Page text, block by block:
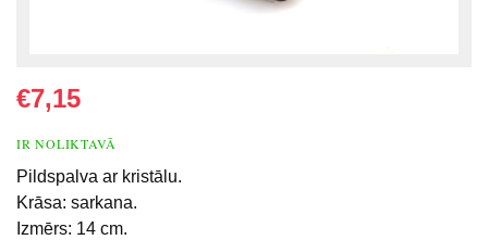
€7,15
IR NOLIKTAVĀ
Pildspalva ar kristālu.
Krāsa: sarkana.
Izmērs: 14 cm.